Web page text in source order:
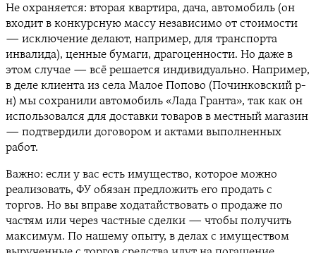
Не охраняется: вторая квартира, дача, автомобиль (он
входит в конкурсную массу независимо от стоимости
— исключение делают, например, для транспорта
инвалида), ценные бумаги, драгоценности. Но даже в
этом случае — всё решается индивидуально. Например,
в деле клиента из села Малое Попово (Починковский р-
н) мы сохранили автомобиль «Лада Гранта», так как он
использовался для доставки товаров в местный магазин
— подтвердили договором и актами выполненных
работ.
Важно: если у вас есть имущество, которое можно
реализовать, ФУ обязан предложить его продать с
торгов. Но вы вправе ходатайствовать о продаже по
частям или через частные сделки — чтобы получить
максимум. По нашему опыту, в делах с имуществом